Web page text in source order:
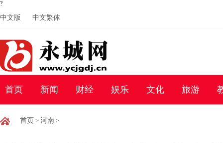
?
中文版 中文繁体
首页 新闻 财经 娱乐 文化 旅游
首页 > 河南 >